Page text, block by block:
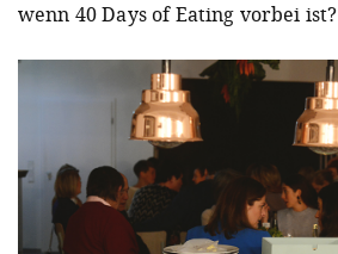
wenn 40 Days of Eating vorbei ist?